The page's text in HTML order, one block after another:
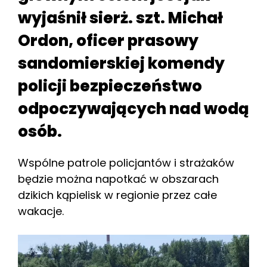
wyjaśnił sierż. szt. Michał
Ordon, oficer prasowy
sandomierskiej komendy
policji bezpieczeństwo
odpoczywających nad wodą
osób.
Wspólne patrole policjantów i strażaków
będzie można napotkać w obszarach
dzikich kąpielisk w regionie przez całe
wakacje.